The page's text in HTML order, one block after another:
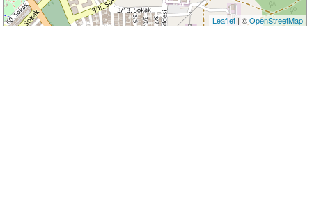
Leaflet| ©OpenStreetMap